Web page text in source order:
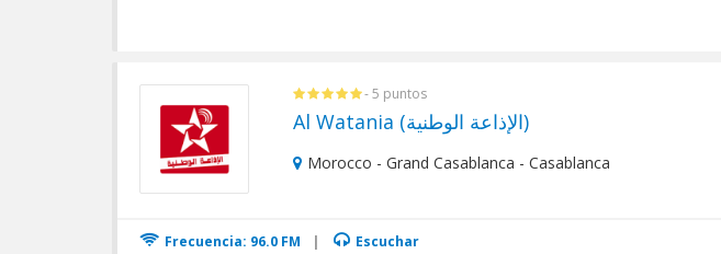
- 5 puntos
Al Watania (الإذاعة الوطنية)
Morocco - Grand Casablanca - Casablanca
Frecuencia: 96.0 FM | Escuchar